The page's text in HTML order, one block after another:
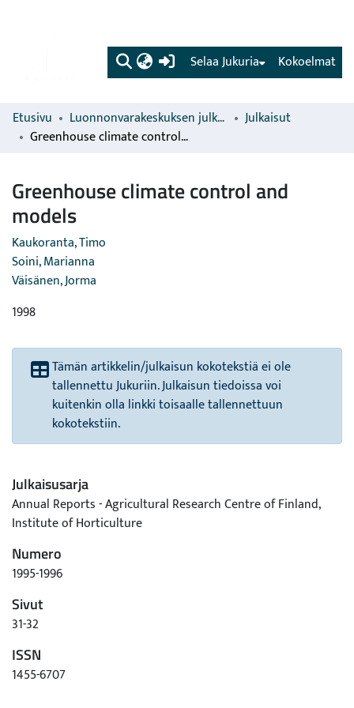
(current) Kokoelmat
Selaa Jukuria
Etusivu Luonnonvarakeskuksen julkaisut
Julkaisut
Greenhouse climate control and models
Greenhouse climate control and
models
Kaukoranta, Timo
Soini, Marianna
Väisänen, Jorma
1998
Tämän artikkelin/julkaisun kokotekstiä ei ole
tallennettu Jukuriin. Julkaisun tiedoissa voi
kuitenkin olla linkki toisaalle tallennettuun
kokotekstiin.
Julkaisusarja
Annual Reports - Agricultural Research Centre of Finland,
Institute of Horticulture
Numero
1995-1996
Sivut
31-32
ISSN
1455-6707